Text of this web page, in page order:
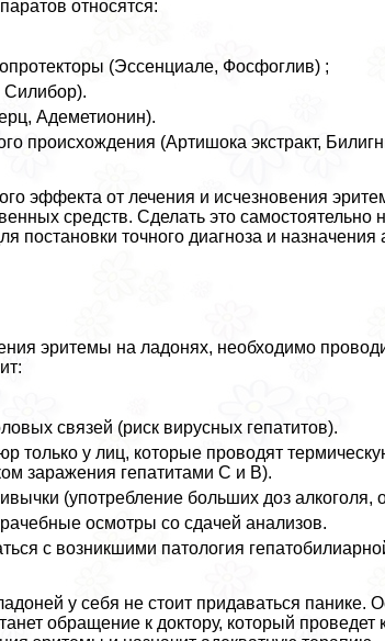
относятся:
(Эссенциале, Фосфоглив) ;
Адеметионин).
происхождения (Артишока экстpaкт,
эффекта от лечения и исчезновения
средств. Сделать это самостоятельно
постановки точного диагноза и назначения
эритемы на ладонях, необходимо
связей (риск вирусных гепатитов).
только у лиц, которые проводят
заражения гепатитами C и B).
(употрeбление больших доз алкоголя,
осмотры со сдачей анализов.
с возникшими патология
у себя не стоит придаваться панике.
обращение к доктору, который проведет